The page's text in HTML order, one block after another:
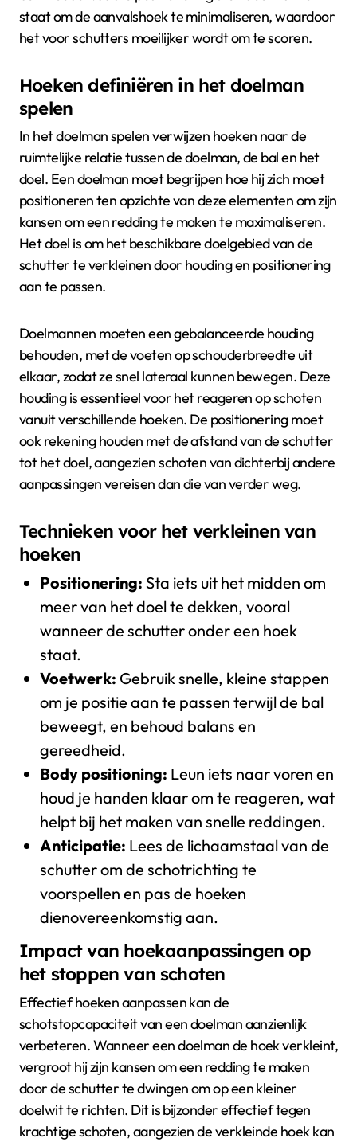
staat om de aanvalshoek te minimaliseren, waardoor
het voor schutters moeilijker wordt om te scoren.
Hoeken definiëren in het doelman
spelen
In het doelman spelen verwijzen hoeken naar de
ruimtelijke relatie tussen de doelman, de bal en het
doel. Een doelman moet begrijpen hoe hij zich moet
positioneren ten opzichte van deze elementen om zijn
kansen om een redding te maken te maximaliseren.
Het doel is om het beschikbare doelgebied van de
schutter te verkleinen door houding en positionering
aan te passen.
Doelmannen moeten een gebalanceerde houding
behouden, met de voeten op schouderbreedte uit
elkaar, zodat ze snel lateraal kunnen bewegen. Deze
houding is essentieel voor het reageren op schoten
vanuit verschillende hoeken. De positionering moet
ook rekening houden met de afstand van de schutter
tot het doel, aangezien schoten van dichterbij andere
aanpassingen vereisen dan die van verder weg.
Technieken voor het verkleinen van
hoeken
Positionering: Sta iets uit het midden om
meer van het doel te dekken, vooral
wanneer de schutter onder een hoek
staat.
Voetwerk: Gebruik snelle, kleine stappen
om je positie aan te passen terwijl de bal
beweegt, en behoud balans en
gereedheid.
Body positioning: Leun iets naar voren en
houd je handen klaar om te reageren, wat
helpt bij het maken van snelle reddingen.
Anticipatie: Lees de lichaamstaal van de
schutter om de schotrichting te
voorspellen en pas de hoeken
dienovereenkomstig aan.
Impact van hoekaanpassingen op
het stoppen van schoten
Effectief hoeken aanpassen kan de
schotstopcapaciteit van een doelman aanzienlijk
verbeteren. Wanneer een doelman de hoek verkleint,
vergroot hij zijn kansen om een redding te maken
door de schutter te dwingen om op een kleiner
doelwit te richten. Dit is bijzonder effectief tegen
krachtige schoten, aangezien de verkleinde hoek kan